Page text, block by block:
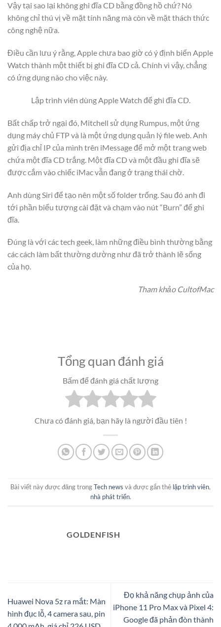
Vậy tại sao lại không ghi đĩa CD bằng đồng hồ chứ? Nó
không chỉ thú vị về mặt tính năng mà còn về mặt thách thức
công nghệ nữa.
Điều cần lưu ý rằng, Apple chưa bao giờ có ý định biến Apple
Watch thành một thiết bị ghi đĩa CD cả. Chính vì vậy, chẳng
có ứng dụng nào cho việc này.
Lập trình viên dùng Apple Watch để ghi đĩa CD.
Bất chấp trở ngại đó, Mitchell sử dụng Rumpus, một ứng
dụng máy chủ FTP và là một ứng dụng quản lý file web. Anh
gửi địa chỉ IP của mình trên iMessage để mở một trang web
chứa một đĩa CD trắng. Một đĩa CD và một đầu ghi đĩa sẽ
được cắm vào chiếc iMac vẫn đang ở trạng thái chờ.
Anh dùng Siri để tạo nên một số folder trống. Sau đó anh đi
tới phần biểu tượng cài đặt và chạm vào nút “Burn” để ghi
đĩa.
Đúng là với các tech geek, làm những điều bình thường bằng
các cách làm bất thường dường như đã trở thành lẽ sống
của họ.
Tham khảo CultofMac
Tổng quan đánh giá
Bấm để đánh giá chất lượng
Chưa có đánh giá, bạn hãy là người đầu tiên !
Bài viết này được đăng trongTech news và được gắn thẻ lập trình viên,
nhà phát triển.
GOLDENFISH
Huawei Nova 5z ra mắt: Màn
hình đục lỗ, 4 camera sau, pin
Đọ khả năng chụp ảnh của
iPhone 11 Pro Max và Pixel 4:
Google đã phản đòn thành